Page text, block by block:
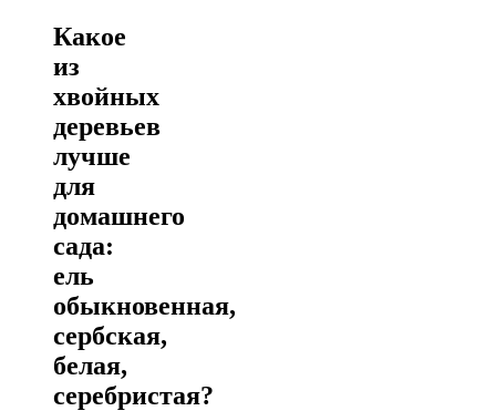
Какое
из
хвойных
деревьев
лучше
для
домашнего
сада:
ель
обыкновенная,
сербская,
белая,
серебристая?